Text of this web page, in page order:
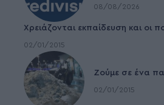
08/08/2026
Χρειάζονται εκπαίδευση και οι
02/01/2015
Ζούμε σε ένα
02/01/2015